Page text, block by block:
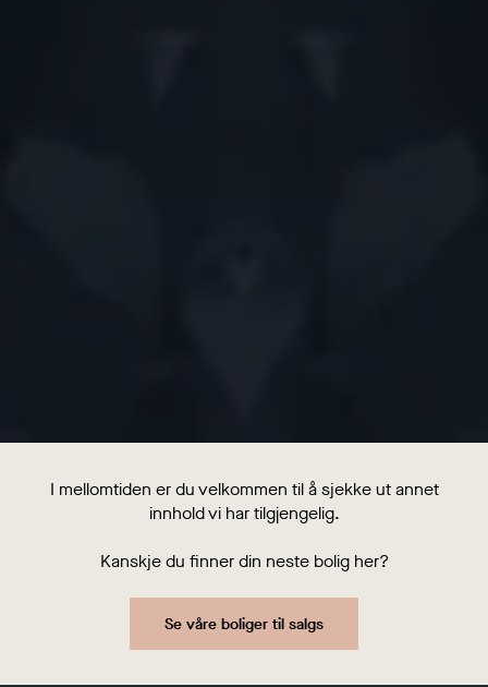
I mellomtiden er du velkommen til å sjekke ut annet
innhold vi har tilgjengelig.
Kanskje du finner din neste bolig her?
Se våre boliger til salgs